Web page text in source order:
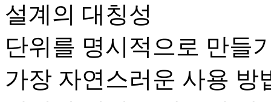
설계의 대칭성
단위를 명시적으로 만들
가장 자연스러운 사용 방